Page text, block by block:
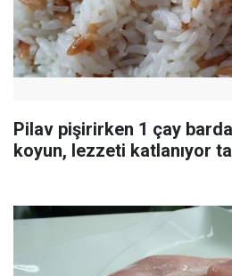
Pilav pişirirken 1 çay
koyun, lezzeti katlanıyor